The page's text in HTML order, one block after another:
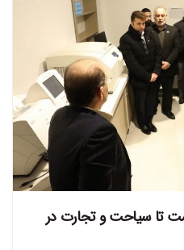
تا سیاحت و تجارت در